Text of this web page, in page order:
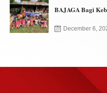
BAJAGA Bagi
December 6,